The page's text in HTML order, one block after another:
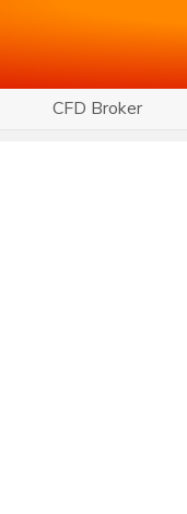
CFD Broker